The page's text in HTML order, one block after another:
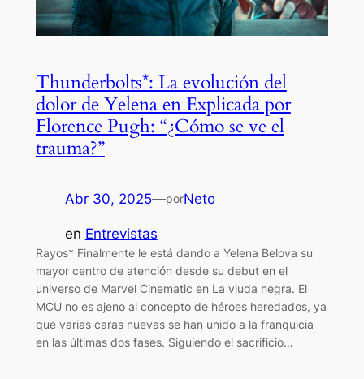
Thunderbolts*: La evolución del
dolor de Yelena en Explicada por
Florence Pugh: “¿Cómo se ve el
trauma?”
Abr 30, 2025—porNeto
en Entrevistas
Rayos* Finalmente le está dando a Yelena Belova su
mayor centro de atención desde su debut en el
universo de Marvel Cinematic en La viuda negra. El
MCU no es ajeno al concepto de héroes heredados, ya
que varias caras nuevas se han unido a la franquicia
en las últimas dos fases. Siguiendo el sacrificio…